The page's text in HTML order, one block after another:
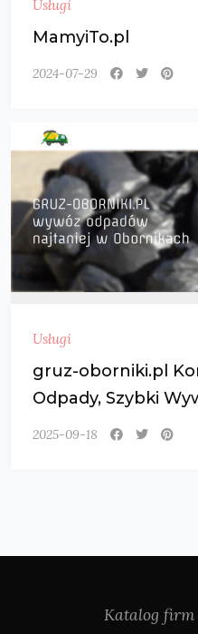
Usługi
MamyiTo.pl
2024-07-29
Usługi
gruz-oborniki.pl
Odpady, Szybki
2025-09-18
Katalog